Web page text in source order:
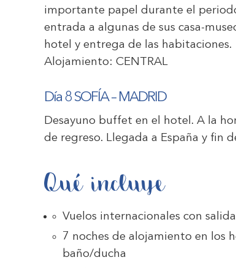
importante papel durante el
entrada a algunas de sus casa-
hotel y entrega de las habitaciones.
Alojamiento: CENTRAL
Día 8 SOFÍA – MADRID
Desayuno buffet en el hotel. A la
de regreso. Llegada a España y fin
Qué incluye
Vuelos internacionales con
7 noches de alojamiento en los
baño/ducha